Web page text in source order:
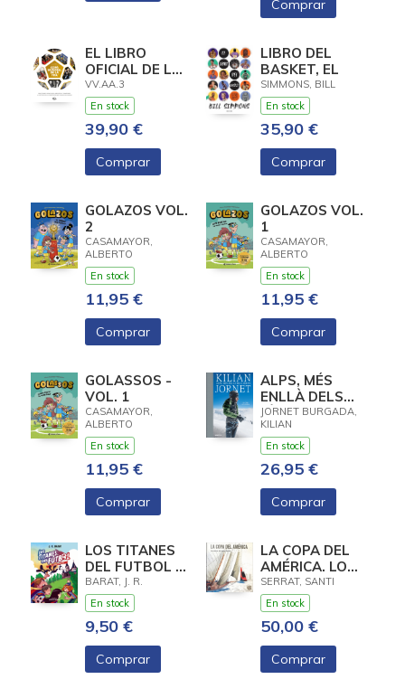
Comprar
EL LIBRO
OFICIAL DE LA
COPA
MUNDIAL DE
LA FIFA
VV.AA.3
En stock
39,90 €
Comprar
LIBRO DEL
BASKET, EL
SIMMONS, BILL
En stock
35,90 €
Comprar
GOLAZOS VOL.
2
CASAMAYOR,
ALBERTO
En stock
11,95 €
Comprar
GOLAZOS VOL.
1
CASAMAYOR,
ALBERTO
En stock
11,95 €
Comprar
GOLASSOS -
VOL. 1
CASAMAYOR,
ALBERTO
En stock
11,95 €
Comprar
ALPS, MÉS
ENLLÀ DELS
LÍMITS
JORNET BURGADA,
KILIAN
En stock
26,95 €
Comprar
LOS TITANES
DEL FUTBOL 2:
EL CASERON
ABANDONADO
BARAT, J. R.
En stock
9,50 €
Comprar
LA COPA DEL
AMÉRICA. LOS
VELEROS DEL
ETERNO
DESAFÍO
SERRAT, SANTI
En stock
50,00 €
Comprar